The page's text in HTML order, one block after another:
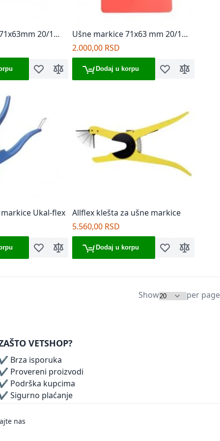
20/1
Dodaj u listu želja
Dodaj za poređenje
Ušne markice 71x63 mm 20/1
crvene
2.000,00 RSD
Dodaj u korpu Dodaj u listu
Dodaj za
Ukal-flex
Dodaj u listu želja
Dodaj za poređenje
Allflex klešta za ušne markice
5.560,00 RSD
Dodaj u korpu Dodaj u listu
Dodaj za
Show per page
VETSHOP?
Brza isporuka
Provereni proizvodi
Podrška kupcima
Sigurno plaćanje
nas